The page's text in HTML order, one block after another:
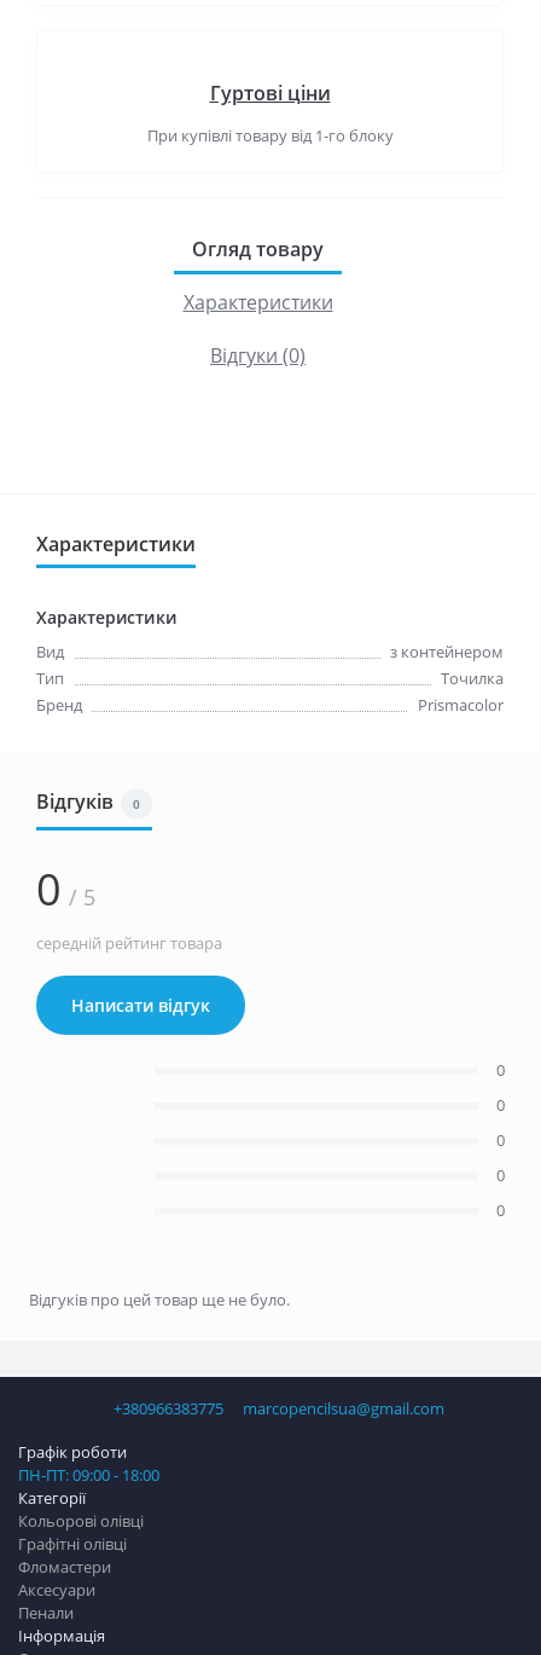
Гуртові ціни
При купівлі товару від 1-го блоку
Огляд товару
Характеристики
Відгуки (0)
Характеристики
Характеристики
Вид
з контейнером
Тип
Точилка
Бренд
Prismacolor
Відгуків 0
0 / 5
середній рейтинг товара
Написати відгук
0
0
0
0
0
Відгуків про цей товар ще не було.
+380966383775 marcopencilsua@gmail.com
Категорії
Кольорові олівці
Графітні олівці
Фломастери
Аксесуари
Пенали
Інформація
Графік роботи
ПН-ПТ: 09:00 - 18:00